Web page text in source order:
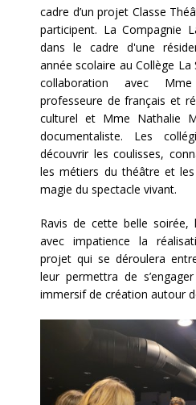
cadre d’un projet Classe
participent. La Compagnie
dans le cadre d'une
année scolaire au Collège La
collaboration avec
professeure de français et
culturel et Mme Nathalie
documentaliste. Les
découvrir les coulisses,
les métiers du théâtre et
magie du spectacle vivant.
Ravis de cette belle soirée,
avec impatience la
projet qui se déroulera
leur permettra de
immersif de création autour